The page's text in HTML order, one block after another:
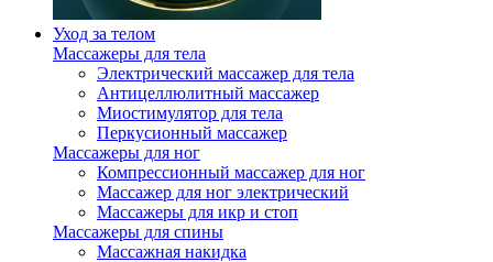
Уход за телом
Массажеры для тела
Электрический массажер для тела
Антицеллюлитный массажер
Миостимулятор для тела
Перкусионный массажер
Массажеры для ног
Компрессионный массажер для ног
Массажер для ног электрический
Массажеры для икр и стоп
Массажеры для спины
Массажная накидка